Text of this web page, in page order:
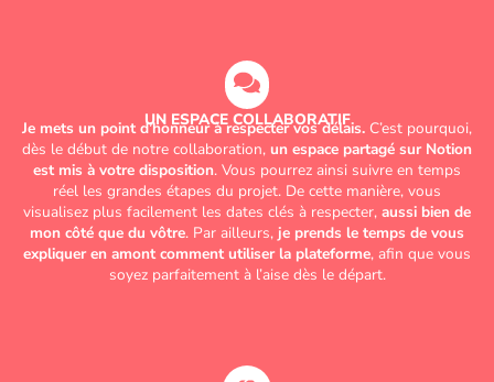
UN ESPACE COLLABORATIF
Je mets un point d’honneur à respecter vos délais. C’est pourquoi,
dès le début de notre collaboration, un espace partagé sur Notion
est mis à votre disposition. Vous pourrez ainsi suivre en temps
réel les grandes étapes du projet. De cette manière, vous
visualisez plus facilement les dates clés à respecter, aussi bien de
mon côté que du vôtre. Par ailleurs, je prends le temps de vous
expliquer en amont comment utiliser la plateforme, afin que vous
soyez parfaitement à l’aise dès le départ.